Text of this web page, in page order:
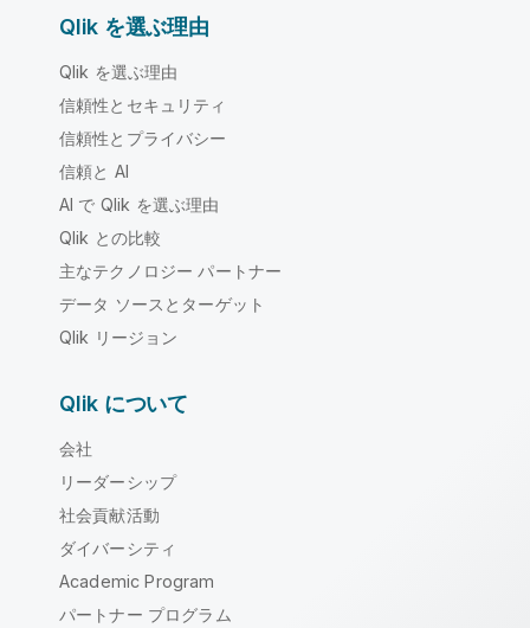
Qlik を選ぶ理由
Qlik を選ぶ理由
信頼性とセキュリティ
信頼性とプライバシー
信頼と AI
AI で Qlik を選ぶ理由
Qlik との比較
主なテクノロジー パートナー
データ ソースとターゲット
Qlik リージョン
Qlik について
会社
リーダーシップ
社会貢献活動
ダイバーシティ
Academic Program
パートナー プログラム